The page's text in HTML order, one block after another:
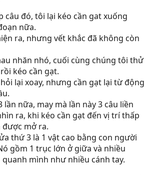
câu đó, tôi lại kéo cần gat xuống
nữa.
ra, nhưng vết khắc đã không còn
nhăn nhó, cuối cùng chúng tôi thử
kéo cần gạt.
lại xoay, nhưng cần gạt lại từ động
nữa, may mà lần này 3 câu liền
ra, khi kéo cần gạt đến vị trí thấp
được mở ra.
thứ 3 là 1 vật cao bằng con người
gồm 1 trục lớn ở giữa và nhiều
mình như nhiều cánh tay.